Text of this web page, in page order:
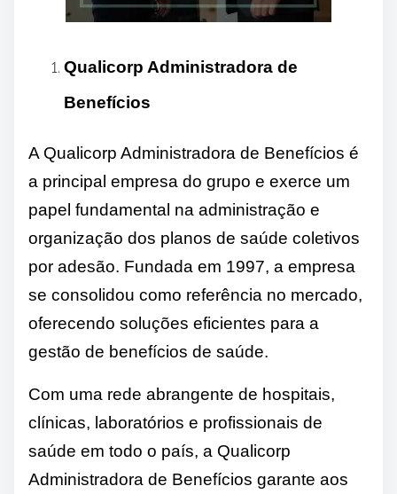
Qualicorp Administradora de
Benefícios
A Qualicorp Administradora de Benefícios é
a principal empresa do grupo e exerce um
papel fundamental na administração e
organização dos planos de saúde coletivos
por adesão. Fundada em 1997, a empresa
se consolidou como referência no mercado,
oferecendo soluções eficientes para a
gestão de benefícios de saúde.
Com uma rede abrangente de hospitais,
clínicas, laboratórios e profissionais de
saúde em todo o país, a Qualicorp
Administradora de Benefícios garante aos